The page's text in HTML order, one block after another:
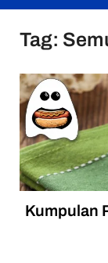
Tag:
Kumpulan